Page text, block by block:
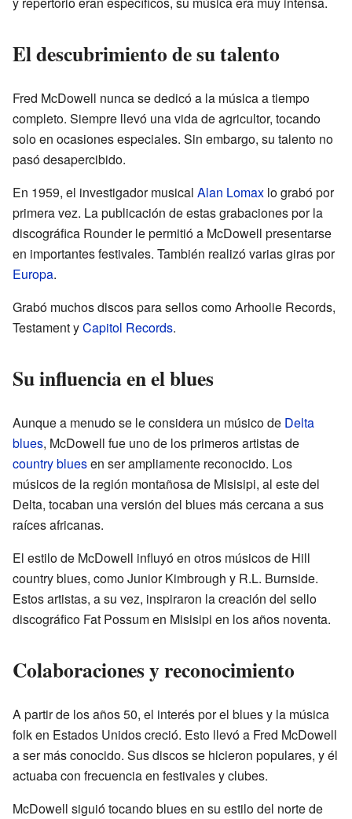
El descubrimiento de su talento
Fred McDowell nunca se dedicó a la música a tiempo
completo. Siempre llevó una vida de agricultor, tocando
solo en ocasiones especiales. Sin embargo, su talento no
pasó desapercibido.
En 1959, el investigador musical Alan Lomax lo grabó por
primera vez. La publicación de estas grabaciones por la
discográfica Rounder le permitió a McDowell presentarse
en importantes festivales. También realizó varias giras por
Europa.
Grabó muchos discos para sellos como Arhoolie Records,
Testament yCapitol Records.
Su influencia en el blues
Aunque a menudo se le considera un músico de Delta
blues, McDowell fue uno de los primeros artistas de
country bluesen ser ampliamente reconocido. Los
músicos de la región montañosa de Misisipi, al este del
Delta, tocaban una versión del blues más cercana a sus
raíces africanas.
El estilo de McDowell influyó en otros músicos de Hill
country blues, como Junior Kimbrough y R.L. Burnside.
Estos artistas, a su vez, inspiraron la creación del sello
discográfico Fat Possum en Misisipi en los años noventa.
Colaboraciones y reconocimiento
A partir de los años 50, el interés por el blues y la música
folk en Estados Unidos creció. Esto llevó a Fred McDowell
a ser más conocido. Sus discos se hicieron populares, y él
actuaba con frecuencia en festivales y clubes.
McDowell siguió tocando blues en su estilo del norte de